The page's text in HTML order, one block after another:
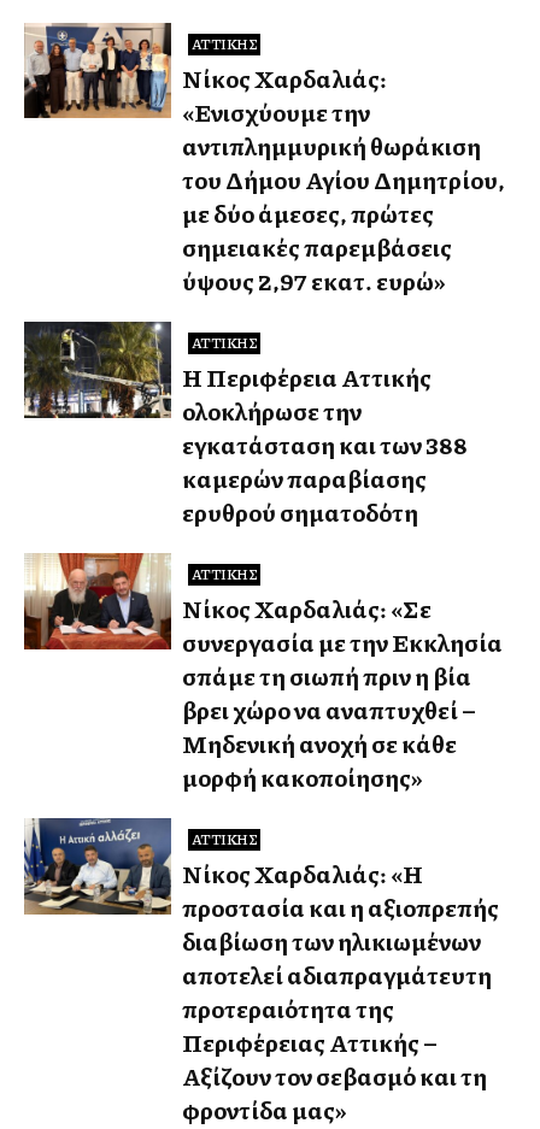
ΑΤΤΙΚΉΣ
Νίκος Χαρδαλιάς:
«Ενισχύουμε την
αντιπλημμυρική θωράκιση
του Δήμου Αγίου Δημητρίου,
με δύο άμεσες, πρώτες
σημειακές παρεμβάσεις
ύψους 2,97 εκατ. ευρώ»
ΑΤΤΙΚΉΣ
Η Περιφέρεια Αττικής
ολοκλήρωσε την
εγκατάσταση και των 388
καμερών παραβίασης
ερυθρού σηματοδότη
ΑΤΤΙΚΉΣ
Νίκος Χαρδαλιάς: «Σε
συνεργασία με την Εκκλησία
σπάμε τη σιωπή πριν η βία
βρει χώρο να αναπτυχθεί –
Μηδενική ανοχή σε κάθε
μορφή κακοποίησης»
ΑΤΤΙΚΉΣ
Νίκος Χαρδαλιάς: «Η
προστασία και η αξιοπρεπής
διαβίωση των ηλικιωμένων
αποτελεί αδιαπραγμάτευτη
προτεραιότητα της
Περιφέρειας Αττικής –
Αξίζουν τον σεβασμό και τη
φροντίδα μας»